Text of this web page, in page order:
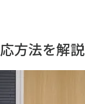
方法を解説